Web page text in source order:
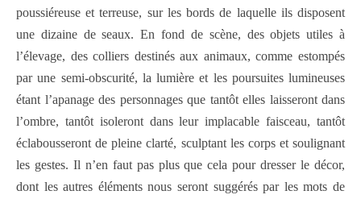
poussiéreuse et terreuse, sur les bords de laquelle ils disposent
une dizaine de seaux. En fond de scène, des objets utiles à
l’élevage, des colliers destinés aux animaux, comme estompés
par une semi-obscurité, la lumière et les poursuites lumineuses
étant l’apanage des personnages que tantôt elles laisseront dans
l’ombre, tantôt isoleront dans leur implacable faisceau, tantôt
éclabousseront de pleine clarté, sculptant les corps et soulignant
les gestes. Il n’en faut pas plus que cela pour dresser le décor,
dont les autres éléments nous seront suggérés par les mots de